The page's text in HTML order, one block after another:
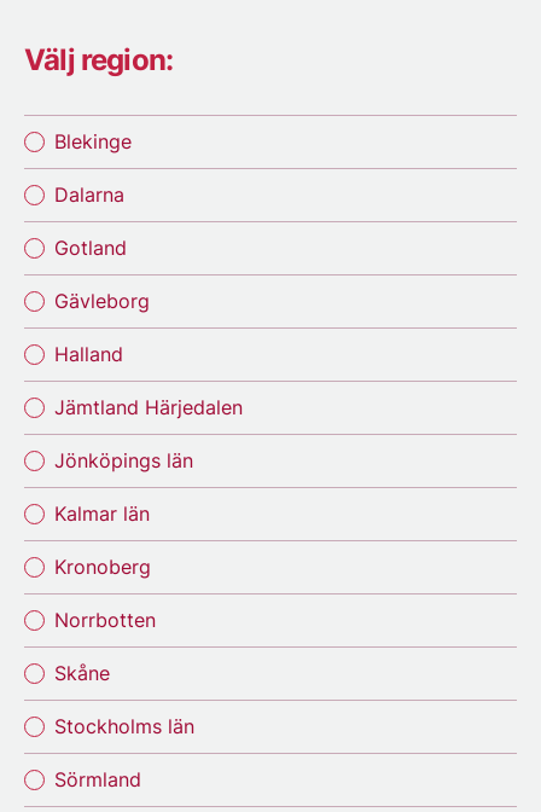
Välj region:
Blekinge
Dalarna
Gotland
Gävleborg
Halland
Jämtland Härjedalen
Jönköpings län
Kalmar län
Kronoberg
Norrbotten
Skåne
Stockholms län
Sörmland